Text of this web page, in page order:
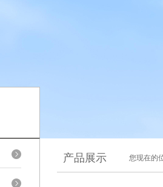
产品展示 您现在的